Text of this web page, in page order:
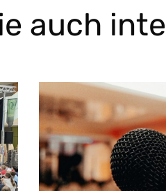
auch